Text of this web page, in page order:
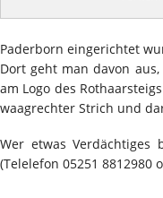
Paderborn eingerichtet
Dort geht man davon
am Logo des
waagrechter Strich und
Wer etwas
(Telelefon 05251